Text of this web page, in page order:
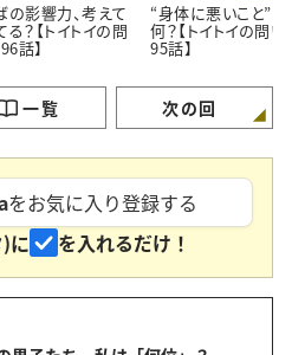
の影響力、考えて
る？【トイトイの問
話】
“身体に悪いこと”っ
何？【トイトイの問い
95話】
一覧 次の回
をお気に入り登録する
に
を入れるだけ！